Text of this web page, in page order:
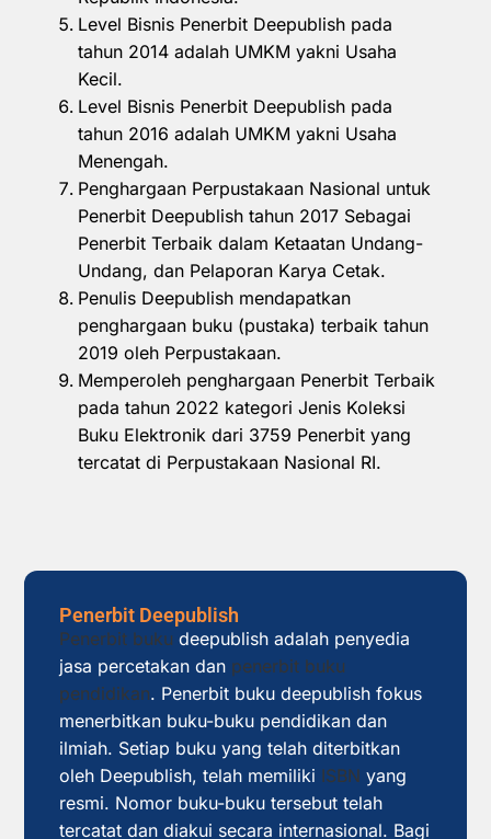
Level Bisnis Penerbit Deepublish pada
tahun 2014 adalah UMKM yakni Usaha
Kecil.
Level Bisnis Penerbit Deepublish pada
tahun 2016 adalah UMKM yakni Usaha
Menengah.
Penghargaan Perpustakaan Nasional untuk
Penerbit Deepublish tahun 2017 Sebagai
Penerbit Terbaik dalam Ketaatan Undang-
Undang, dan Pelaporan Karya Cetak.
Penulis Deepublish mendapatkan
penghargaan buku (pustaka) terbaik tahun
2019 oleh Perpustakaan.
Memperoleh penghargaan Penerbit Terbaik
pada tahun 2022 kategori Jenis Koleksi
Buku Elektronik dari 3759 Penerbit yang
tercatat di Perpustakaan Nasional RI.
Penerbit Deepublish
Penerbit buku deepublish adalah penyedia
jasa percetakan dan penerbit buku
pendidikan. Penerbit buku deepublish fokus
menerbitkan buku-buku pendidikan dan
ilmiah. Setiap buku yang telah diterbitkan
oleh Deepublish, telah memiliki ISBN yang
resmi. Nomor buku-buku tersebut telah
tercatat dan diakui secara internasional. Bagi